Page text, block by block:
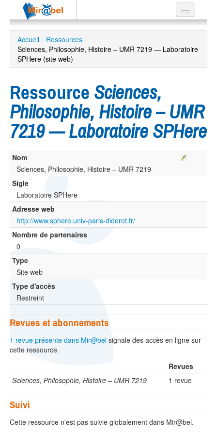
Le réseau
Soutien
Listes
Recherche
avancée
?
Accueil / Ressources /
Sciences, Philosophie, Histoire – UMR 7219 — Laboratoire
SPHere (site web)
Ressource Sciences,
Philosophie, Histoire – UMR
7219 — Laboratoire SPHere
Nom
Sciences, Philosophie, Histoire – UMR 7219
Sigle
Laboratoire SPHere
Adresse web
http://www.sphere.univ-paris-diderot.fr/
Nombre de partenaires
0
Type
Site web
Type d'accès
Restreint
Revues et abonnements
1 revue présente dans Mir@bel signale des accès en ligne sur
cette ressource.
Revues
Sciences, Philosophie, Histoire – UMR 7219
1 revue
Suivi
Cette ressource n'est pas suivie globalement dans Mir@bel.